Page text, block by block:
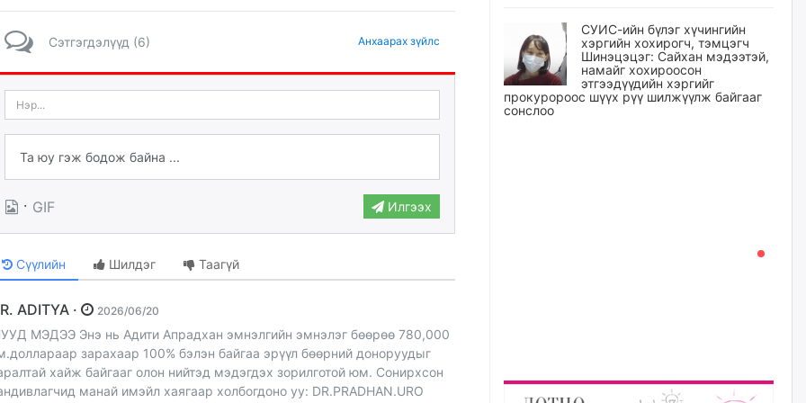
Сэтгэгдэлүүд (6) Анхаарах зүйлс
· GIF Илгээх
Сүүлийн Шилдэг Таагүй
DR. ADITYA · 2026/06/20
МЭДЭЭ Энэ нь Адити Апрадхан эмнэлгийн эмнэлэг бөөрөө 780,000
зарахаар 100% бэлэн байгаа эрүүл бөөрний доноруудыг
хайж байгааг олон нийтэд мэдэгдэх зорилготой юм. Сонирхсон
манай имэйл хаягаар холбогдоно уу: DR.PRADHAN.URO
СУИС-ийн бүлэг хүчингийн
хэргийн хохирогч, тэмцэгч
Шинэцэцэг: Сайхан мэдээтэй,
намайг хохироосон
этгээдүүдийн хэргийг
прокуророос шүүх рүү шилжүүлж байгааг
сонслоо